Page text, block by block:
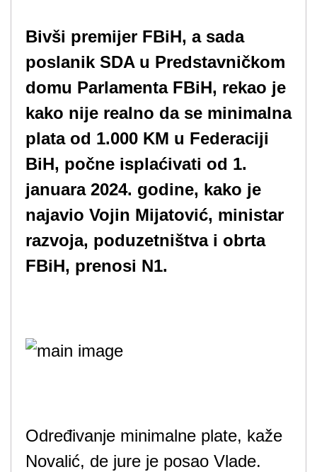
Bivši premijer FBiH, a sada
poslanik SDA u Predstavničkom
domu Parlamenta FBiH, rekao je
kako nije realno da se minimalna
plata od 1.000 KM u Federaciji
BiH, počne isplaćivati od 1.
januara 2024. godine, kako je
najavio Vojin Mijatović, ministar
razvoja, poduzetništva i obrta
FBiH, prenosi N1.
Određivanje minimalne plate, kaže
Novalić, de jure je posao Vlade.